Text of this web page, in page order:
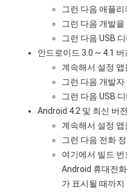
그런 다음 애플
그런 다음 개발을
그런 다음 USB
안드로이드 3.0 ~ 4.1 버
계속해서 설정 앱
그런 다음 개발자
그런 다음 USB
Android 4.2 및 최신 버전
계속해서 설정 앱
그런 다음 전화
여기에서 빌드
Android 휴대전
가 표시될 때까지